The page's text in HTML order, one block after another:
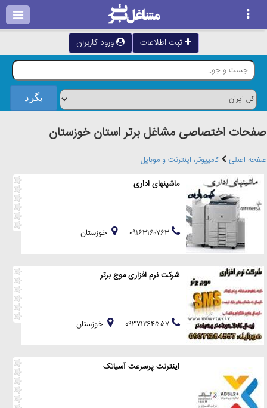
ثبت اطلاعات ورود کاربران
صفحات اختصاصی مشاغل برتر استان خوزستان
صفحه اصلی
کامپیوتر، اینترنت و موبایل
ماشینهای اداری
خوزستان
شرکت نرم افزاری موج برتر
خوزستان
اینترنت پرسرعت آسیاتک